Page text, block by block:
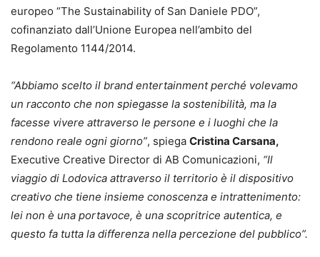
europeo “The Sustainability of San Daniele PDO”,
cofinanziato dall’Unione Europea nell’ambito del
Regolamento 1144/2014.
“Abbiamo scelto il brand entertainment perché volevamo
un racconto che non spiegasse la sostenibilità, ma la
facesse vivere attraverso le persone e i luoghi che la
rendono reale ogni giorno”, spiega Cristina Carsana,
Executive Creative Director di AB Comunicazioni, “Il
viaggio di Lodovica attraverso il territorio è il dispositivo
creativo che tiene insieme conoscenza e intrattenimento:
lei non è una portavoce, è una scopritrice autentica, e
questo fa tutta la differenza nella percezione del pubblico”.